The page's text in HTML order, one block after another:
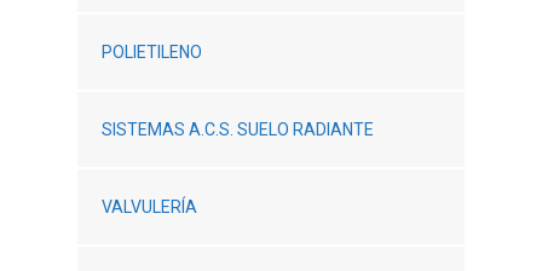
POLIETILENO
SISTEMAS A.C.S. SUELO RADIANTE
VALVULERÍA